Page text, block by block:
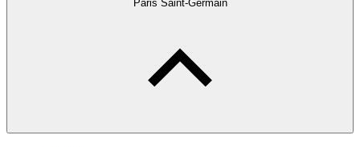
Paris Saint-Germain